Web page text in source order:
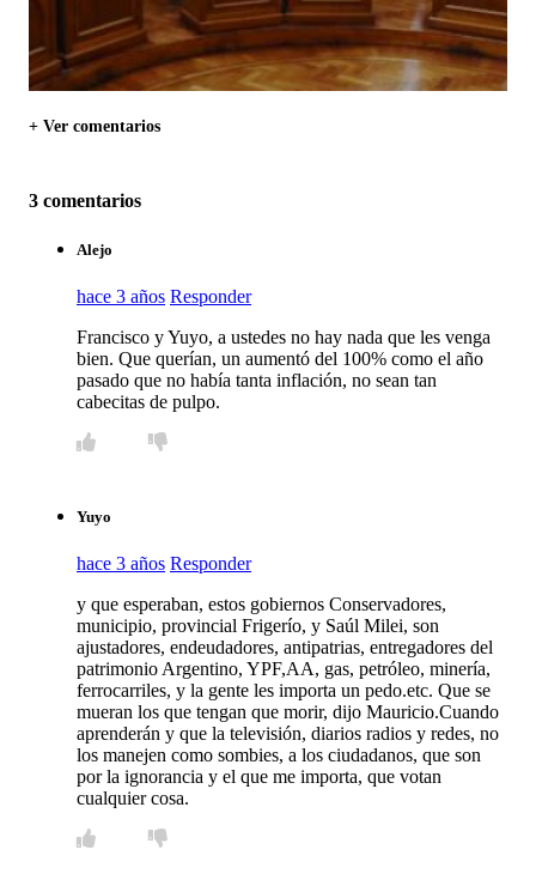
+ Ver comentarios
3 comentarios
Alejo
hace 3 años Responder
Francisco y Yuyo, a ustedes no hay nada que les venga
bien. Que querían, un aumentó del 100% como el año
pasado que no había tanta inflación, no sean tan
cabecitas de pulpo.
Yuyo
hace 3 años Responder
y que esperaban, estos gobiernos Conservadores,
municipio, provincial Frigerío, y Saúl Milei, son
ajustadores, endeudadores, antipatrias, entregadores del
patrimonio Argentino, YPF,AA, gas, petróleo, minería,
ferrocarriles, y la gente les importa un pedo.etc. Que se
mueran los que tengan que morir, dijo Mauricio.Cuando
aprenderán y que la televisión, diarios radios y redes, no
los manejen como sombies, a los ciudadanos, que son
por la ignorancia y el que me importa, que votan
cualquier cosa.